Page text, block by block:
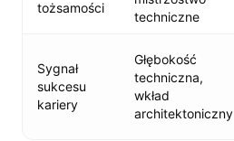
tożsamości
techniczne
Sygnał
sukcesu
kariery
Głębokość
techniczna,
wkład
architektoniczny